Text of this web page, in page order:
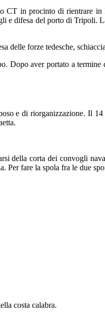
in procinto di rientrare
difesa del porto di Tripoli.
forze tedesche,
aver portato a
e di riorganizzazione. Il
della corta dei convogli
fare la spola fra le due
costa calabra.